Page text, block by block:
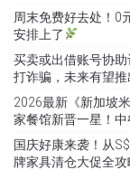
周末免费好去处！0
安排上了
买卖或出借账号协
打诈骗，未来有望推
2026最新《新加坡
家餐馆新晋一星！中
国庆好康来袭！从
牌家具清仓大促全